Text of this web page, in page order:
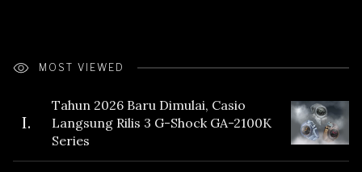
MOST VIEWED
I.
Tahun 2026 Baru Dimulai, Casio
Langsung Rilis 3 G-Shock GA-2100K
Series